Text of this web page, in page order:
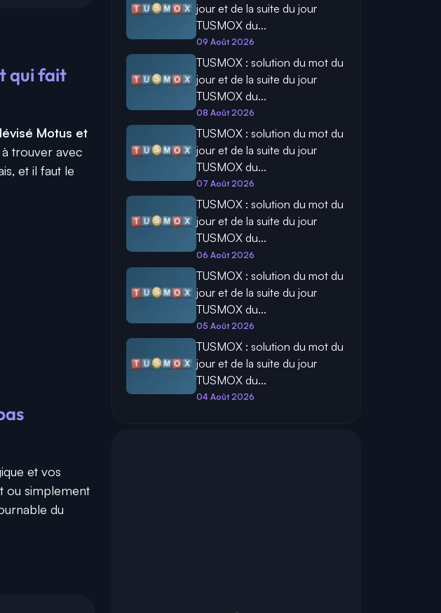
qui fait
Motus et
trouver avec
et il faut le
et vos
ou simplement
du
jour et de la suite du jour
TUSMOX du...
09 Août 2026
TUSMOX : solution du mot du
jour et de la suite du jour
TUSMOX du...
08 Août 2026
TUSMOX : solution du mot du
jour et de la suite du jour
TUSMOX du...
07 Août 2026
TUSMOX : solution du mot du
jour et de la suite du jour
TUSMOX du...
06 Août 2026
TUSMOX : solution du mot du
jour et de la suite du jour
TUSMOX du...
05 Août 2026
TUSMOX : solution du mot du
jour et de la suite du jour
TUSMOX du...
04 Août 2026